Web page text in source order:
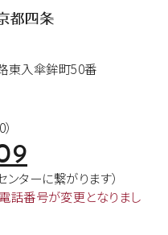
東入傘鉾町50番
ンターに繋がります）
電話番号が変更となりまし